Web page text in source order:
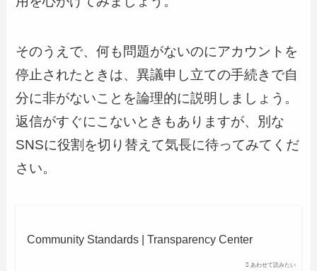
そのうえで、何も問題がないのにアカウントを
停止されたときは、異議申し立ての手続きで自
分に非がないことを論理的に説明しましょう。
返信がすぐにこないときもありますが、別な
SNSに役割を切り替えて気長に待ってみてくだ
さい。
あわせて読みたい
Community Standards | Transparency Center